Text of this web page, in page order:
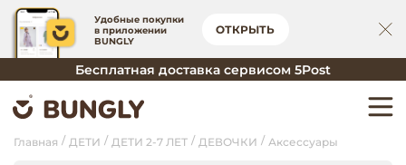
Удобные покупки
в приложении
BUNGLY
ОТКРЫТЬ
Бесплатная доставка сервисом 5Post
Главная ДЕТИ ДЕТИ 2-7 ЛЕТ ДЕВОЧКИ Аксессуары